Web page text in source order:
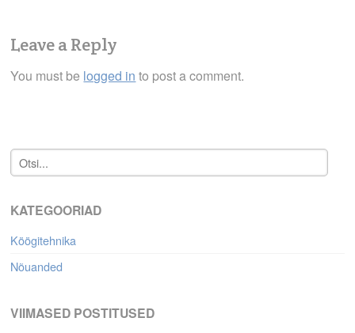
Leave a Reply
You must be logged in to post a comment.
KATEGOORIAD
Köögitehnika
Nõuanded
VIIMASED POSTITUSED